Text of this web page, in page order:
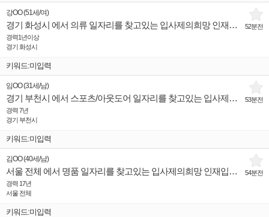
52분전
강OO(51세 /여)
경기 화성시 에서 의류 일자리를 찾고있는 입사제의희망 인재입니다.
경력1년이상
경기 화성시
키워드:미입력
53분전
임OO(31세 /남)
경기 부천시 에서 스포츠/아웃도어 일자리를 찾고있는 입사제의희망 인재입니다.
경력 7년
경기 부천시
키워드:미입력
54분전
김OO(40세 /남)
서울 전체 에서 명품 일자리를 찾고있는 입사제의희망 인재입니다.
경력 17년
서울 전체
키워드:미입력